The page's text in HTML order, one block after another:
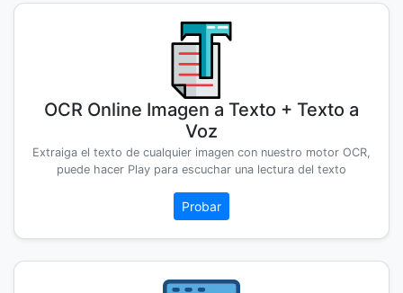
OCR Online Imagen a Texto + Texto a
Voz
Extraiga el texto de cualquier imagen con nuestro motor OCR,
puede hacer Play para escuchar una lectura del texto
Probar